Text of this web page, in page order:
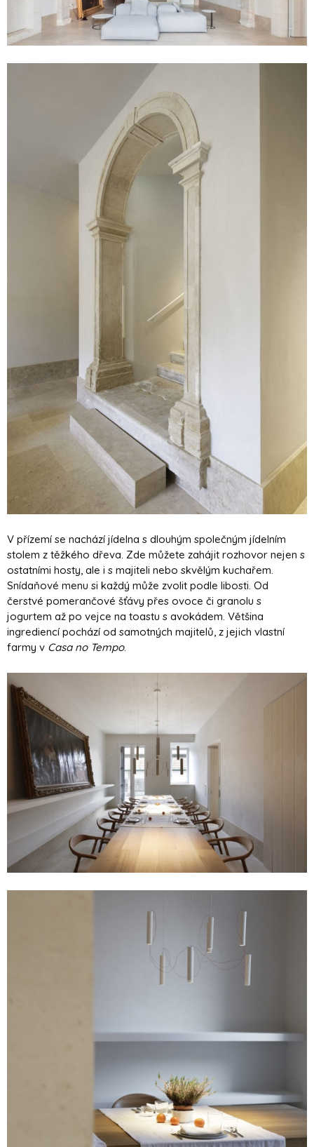
V přízemí se nachází jídelna s dlouhým společným jídelním
stolem z těžkého dřeva. Zde můžete zahájit rozhovor nejen s
ostatními hosty, ale i s majiteli nebo skvělým kuchařem.
Snídaňové menu si každý může zvolit podle libosti. Od
čerstvé pomerančové šťávy přes ovoce či granolu s
jogurtem až po vejce na toastu s avokádem. Většina
ingrediencí pochází od samotných majitelů, z jejich vlastní
farmy v Casa no Tempo.